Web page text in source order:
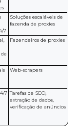
7
Soluções escaláveis de
fazenda de proxies
Fazendeiros de proxies
Web-scrapers
7 Tarefas de SEO,
extração de dados,
verificação de anúncios